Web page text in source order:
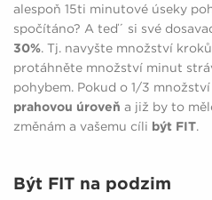
alespoň 15ti minutové úseky
spočítáno? A teď´ si své
30%. Tj. navyšte množství
protáhněte množství minut
pohybem. Pokud o 1/3
prahovou úroveň a již by to
změnám a vašemu cíli být FIT.
Být FIT na podzim